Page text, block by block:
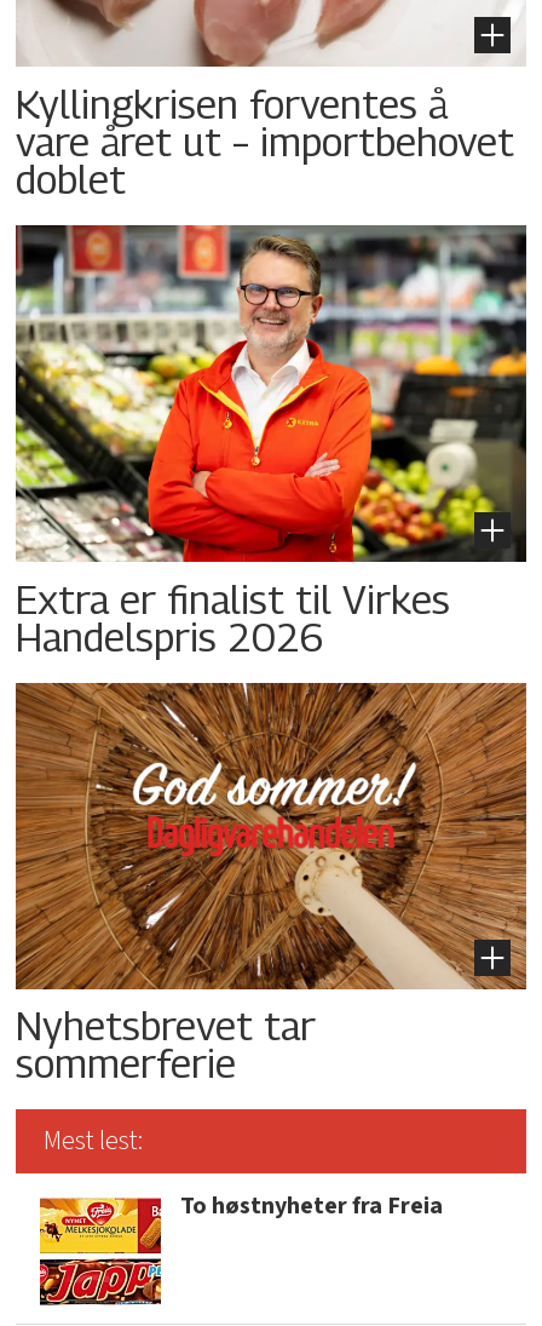
Kyllingkrisen forventes å
vare året ut – importbehovet
doblet
Extra er finalist til Virkes
Handelspris 2026
Nyhetsbrevet tar
sommerferie
Mest lest:
To høstnyheter fra Freia